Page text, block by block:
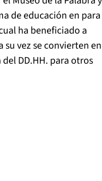
de educación en para
ha beneficiado a
su vez se convierten en
DD.HH. para otros